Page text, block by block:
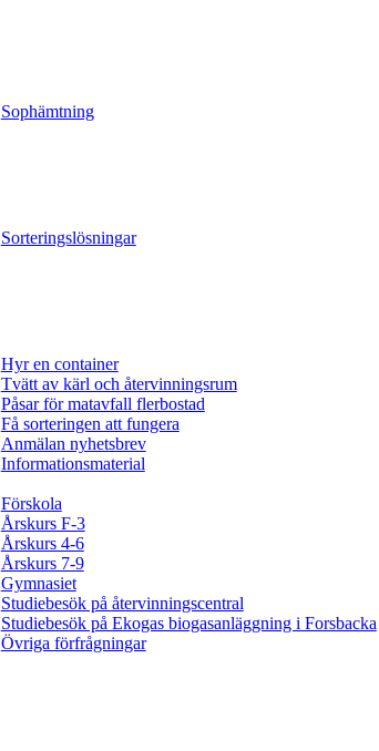
Sophämtning
Sorteringslösningar
Hyr en container
Tvätt av kärl och återvinningsrum
Påsar för matavfall flerbostad
Få sorteringen att fungera
Anmälan nyhetsbrev
Informationsmaterial
Förskola
Årskurs F-3
Årskurs 4-6
Årskurs 7-9
Gymnasiet
Studiebesök på återvinningscentral
Studiebesök på Ekogas biogasanläggning i Forsbacka
Övriga förfrågningar